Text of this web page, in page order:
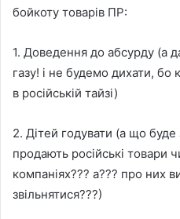
бойкоту товарів ПР:
1. Доведення до абсурду (а
газу! і не будемо дихати,
в російській тайзі)
2. Дітей годувати (а що
продають російські товари
компаніях??? а??? про них
звільнятися???)